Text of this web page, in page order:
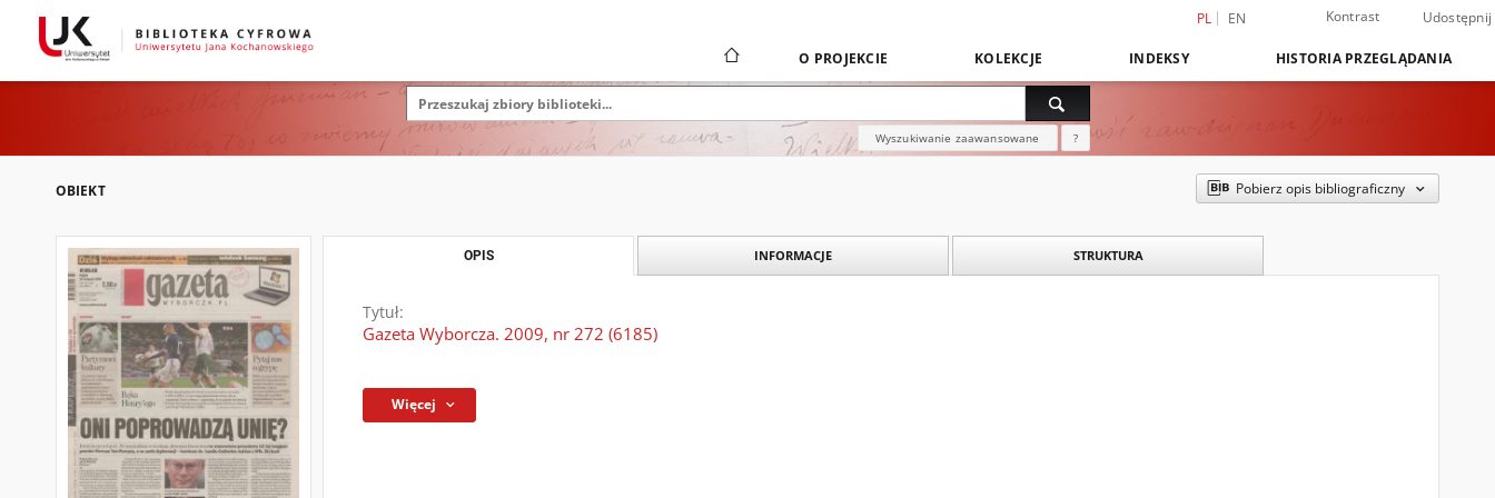
PL EN Kontrast Udostępnij
O PROJEKCIE KOLEKCJE INDEKSY HISTORIA PRZEGLĄDANIA
Wyszukiwanie zaawansowane ?
OBIEKT Pobierz opis bibliograficzny
OPIS INFORMACJE STRUKTURA
Tytuł:
Gazeta Wyborcza. 2009, nr 272 (6185)
Więcej